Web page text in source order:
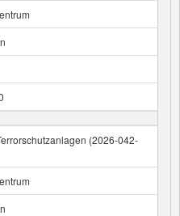
(2026-042-